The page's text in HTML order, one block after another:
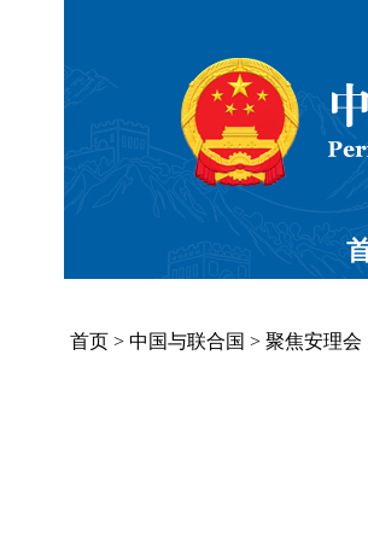
首页 > 中国与联合国 > 聚焦安理会